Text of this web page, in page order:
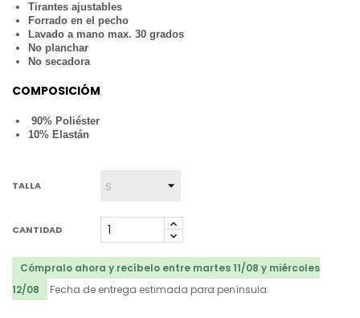
Tirantes ajustables
Forrado en el pecho
Lavado a mano max. 30 grados
No planchar
No secadora
COMPOSICIÓM
90% Poliéster
10% Elastán
TALLA
CANTIDAD
Cómpralo ahora y recíbelo entre martes 11/08 y miércoles
12/08
Fecha de entrega estimada para península.